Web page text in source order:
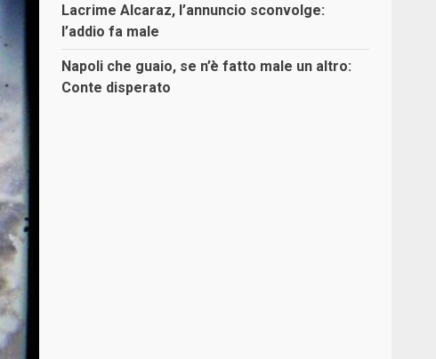
Lacrime Alcaraz, l’annuncio sconvolge:
l’addio fa male
Napoli che guaio, se n’è fatto male un altro:
Conte disperato